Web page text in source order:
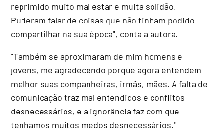
reprimido muito mal estar e muita solidão.
Puderam falar de coisas que não tinham podido
compartilhar na sua época", conta a autora.
"Também se aproximaram de mim homens e
jovens, me agradecendo porque agora entendem
melhor suas companheiras, irmãs, mães. A falta de
comunicação traz mal entendidos e conflitos
desnecessários, e a ignorância faz com que
tenhamos muitos medos desnecessários."